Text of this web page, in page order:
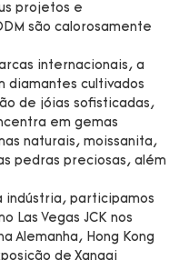
projetos e
são calorosamente
internacionais, a
diamantes cultivados
de jóias sofisticadas,
em gemas
naturais, moissanita,
pedras preciosas, além
indústria, participamos
Las Vegas JCK nos
Alemanha, Hong Kong
de Xangai